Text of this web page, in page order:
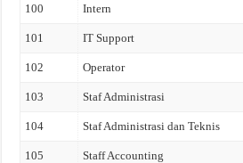
100 Intern
101 IT Support
102 Operator
103 Staf Administrasi
104 Staf Administrasi dan Teknis
105 Staff Accounting